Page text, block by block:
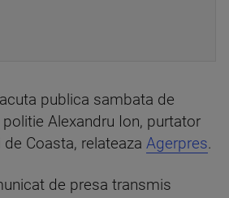
publica sambata de
Alexandru Ion, purtator
Coasta, relateaza Agerpres.
de presa transmis